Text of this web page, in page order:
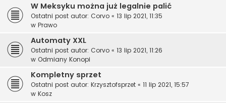
W Meksyku można już legalnie palić
Ostatni post autor: Corvo « 13 lip 2021, 11:35
w Prawo
Automaty XXL
Ostatni post autor: Corvo « 13 lip 2021, 11:26
w Odmiany Konopi
Kompletny sprzet
Ostatni post autor: Krzysztofsprzet « 11 lip 2021, 15:57
w Kosz